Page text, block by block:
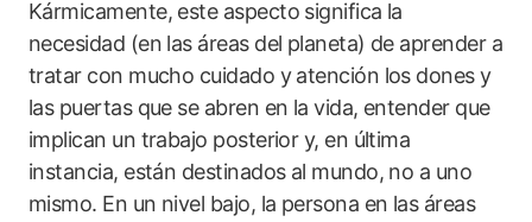
Kármicamente, este aspecto significa la
necesidad (en las áreas del planeta) de aprender a
tratar con mucho cuidado y atención los dones y
las puertas que se abren en la vida, entender que
implican un trabajo posterior y, en última
instancia, están destinados al mundo, no a uno
mismo. En un nivel bajo, la persona en las áreas